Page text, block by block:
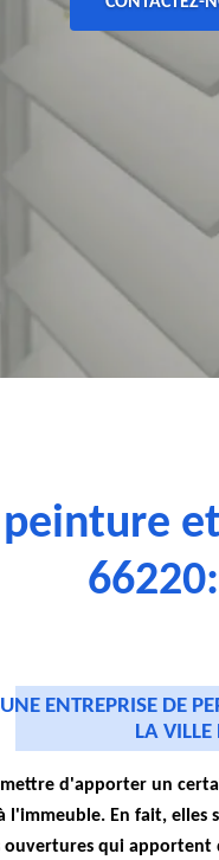
ENTREPRISE DE
LA VILLE
d'apporter un
l'immeuble. En fait, elles
ouvertures qui apportent